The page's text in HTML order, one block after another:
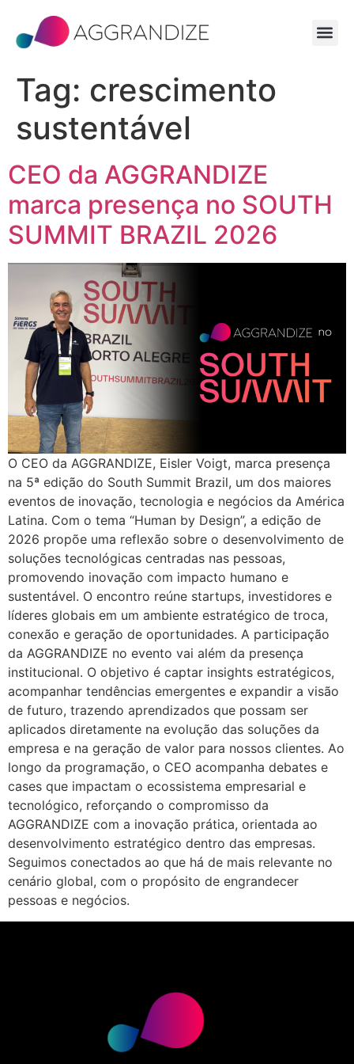
Tag: crescimento
sustentável
CEO da AGGRANDIZE
marca presença no SOUTH
SUMMIT BRAZIL 2026
O CEO da AGGRANDIZE, Eisler Voigt, marca presença
na 5ª edição do South Summit Brazil, um dos maiores
eventos de inovação, tecnologia e negócios da América
Latina. Com o tema “Human by Design”, a edição de
2026 propõe uma reflexão sobre o desenvolvimento de
soluções tecnológicas centradas nas pessoas,
promovendo inovação com impacto humano e
sustentável. O encontro reúne startups, investidores e
líderes globais em um ambiente estratégico de troca,
conexão e geração de oportunidades. A participação
da AGGRANDIZE no evento vai além da presença
institucional. O objetivo é captar insights estratégicos,
acompanhar tendências emergentes e expandir a visão
de futuro, trazendo aprendizados que possam ser
aplicados diretamente na evolução das soluções da
empresa e na geração de valor para nossos clientes. Ao
longo da programação, o CEO acompanha debates e
cases que impactam o ecossistema empresarial e
tecnológico, reforçando o compromisso da
AGGRANDIZE com a inovação prática, orientada ao
desenvolvimento estratégico dentro das empresas.
Seguimos conectados ao que há de mais relevante no
cenário global, com o propósito de engrandecer
pessoas e negócios.